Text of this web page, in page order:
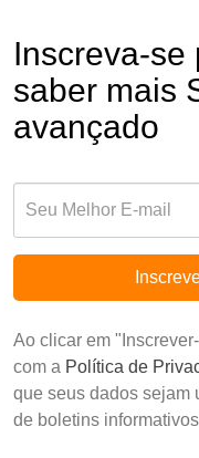
Inscreva-se
saber mais
avançado
Ao clicar em
com a Política de
que seus dados sejam
de boletins